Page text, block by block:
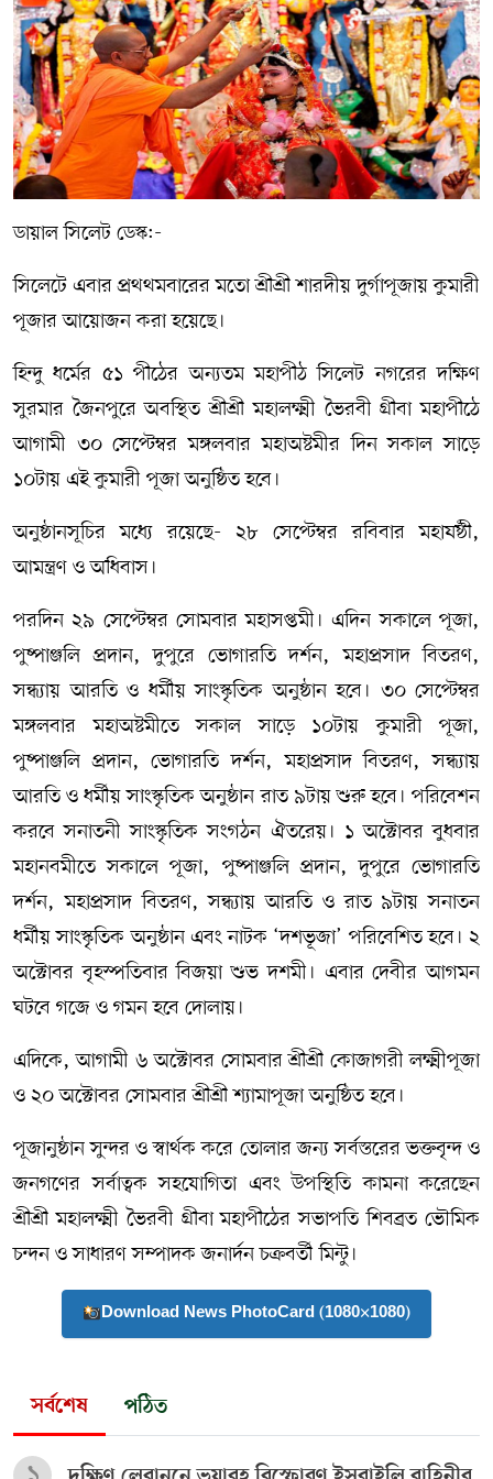
ডায়াল সিলেট ডেস্ক:-
সিলেটে এবার প্রথথমবারের মতো শ্রীশ্রী শারদীয় দুর্গাপূজায় কুমারী
পূজার আয়োজন করা হয়েছে।
হিন্দু ধর্মের ৫১ পীঠের অন্যতম মহাপীঠ সিলেট নগরের দক্ষিণ
সুরমার জৈনপুরে অবস্থিত শ্রীশ্রী মহালক্ষ্মী ভৈরবী গ্রীবা মহাপীঠে
আগামী ৩০ সেপ্টেম্বর মঙ্গলবার মহাঅষ্টমীর দিন সকাল সাড়ে
১০টায় এই কুমারী পূজা অনুষ্ঠিত হবে।
অনুষ্ঠানসূচির মধ্যে রয়েছে- ২৮ সেপ্টেম্বর রবিবার মহাষষ্ঠী,
আমন্ত্রণ ও অধিবাস।
পরদিন ২৯ সেপ্টেম্বর সোমবার মহাসপ্তমী। এদিন সকালে পূজা,
পুষ্পাঞ্জলি প্রদান, দুপুরে ভোগারতি দর্শন, মহাপ্রসাদ বিতরণ,
সন্ধ্যায় আরতি ও ধর্মীয় সাংস্কৃতিক অনুষ্ঠান হবে। ৩০ সেপ্টেম্বর
মঙ্গলবার মহাঅষ্টমীতে সকাল সাড়ে ১০টায় কুমারী পূজা,
পুষ্পাঞ্জলি প্রদান, ভোগারতি দর্শন, মহাপ্রসাদ বিতরণ, সন্ধ্যায়
আরতি ও ধর্মীয় সাংস্কৃতিক অনুষ্ঠান রাত ৯টায় শুরু হবে। পরিবেশন
করবে সনাতনী সাংস্কৃতিক সংগঠন ঐতরেয়। ১ অক্টোবর বুধবার
মহানবমীতে সকালে পূজা, পুষ্পাঞ্জলি প্রদান, দুপুরে ভোগারতি
দর্শন, মহাপ্রসাদ বিতরণ, সন্ধ্যায় আরতি ও রাত ৯টায় সনাতন
ধর্মীয় সাংস্কৃতিক অনুষ্ঠান এবং নাটক ‘দশভূজা’ পরিবেশিত হবে। ২
অক্টোবর বৃহস্পতিবার বিজয়া শুভ দশমী। এবার দেবীর আগমন
ঘটবে গজে ও গমন হবে দোলায়।
এদিকে, আগামী ৬ অক্টোবর সোমবার শ্রীশ্রী কোজাগরী লক্ষ্মীপূজা
ও ২০ অক্টোবর সোমবার শ্রীশ্রী শ্যামাপূজা অনুষ্ঠিত হবে।
পূজানুষ্ঠান সুন্দর ও স্বার্থক করে তোলার জন্য সর্বস্তরের ভক্তবৃন্দ ও
জনগণের সর্বাত্বক সহযোগিতা এবং উপস্থিতি কামনা করেছেন
শ্রীশ্রী মহালক্ষ্মী ভৈরবী গ্রীবা মহাপীঠের সভাপতি শিবব্রত ভৌমিক
চন্দন ও সাধারণ সম্পাদক জনার্দন চক্রবর্তী মিন্টু।
Download News PhotoCard (1080×1080)
সর্বশেষ পঠিত
সম্পাদকীয় কলাম
ABOUT US
DIAL SYLHET